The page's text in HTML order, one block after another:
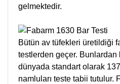
gelmektedir.
Bütün av tüfekleri üretildiği
testlerden geçer. Bunlardan
dünyada standart olarak
namluları teste tabii tutulur.